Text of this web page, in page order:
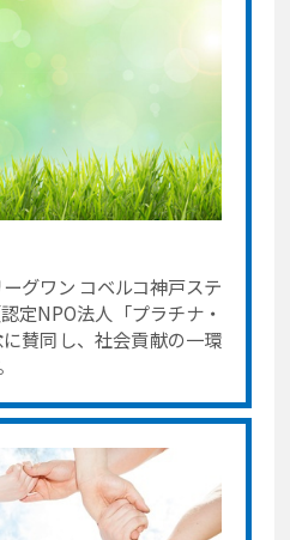
ーグワン コベルコ神戸ステ
定NPO法人「プラチナ・
賛同し、社会貢献の一環